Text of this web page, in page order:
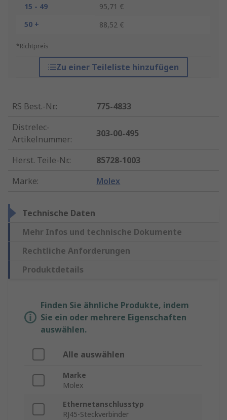
15 - 49
95,71 €
50 +
88,52 €
*Richtpreis
Zu einer Teileliste hinzufügen
RS Best.-Nr.:
775-4833
Distrelec-
Artikelnummer:
303-00-495
Herst. Teile-Nr.:
85728-1003
Marke: Molex
Technische Daten
Mehr Infos und technische Dokumente
Rechtliche Anforderungen
Produktdetails
Finden Sie ähnliche Produkte, indem
Sie ein oder mehrere Eigenschaften
auswählen.
Alle auswählen
Marke
Molex
Ethernetanschlusstyp
RJ45-Steckverbinder